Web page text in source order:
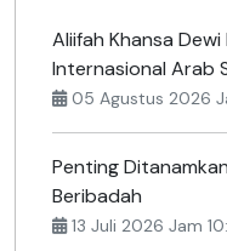
Aliifah Khansa
Internasional Arab
05 Agustus 2026
Penting
Beribadah
13 Juli 2026 Jam